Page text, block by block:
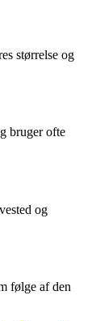
størrelse og
bruger ofte
og
følge af den